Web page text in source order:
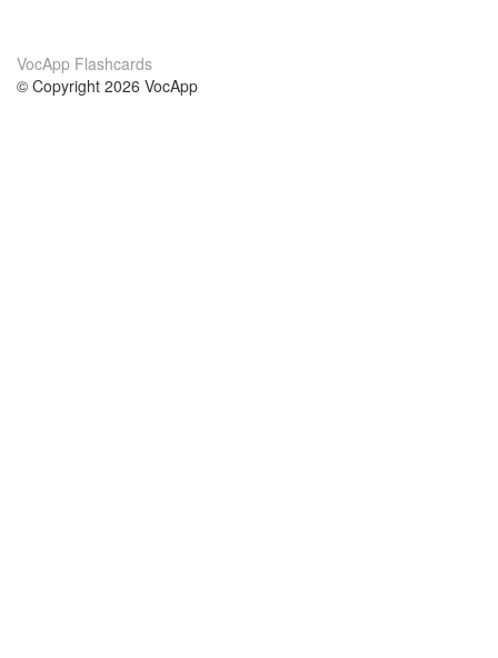
VocApp Flashcards
© Copyright 2026 VocApp